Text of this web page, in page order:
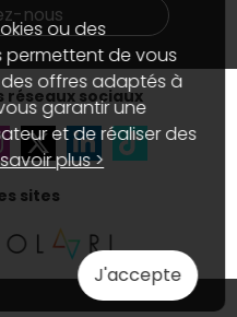
nous
réseaux sociaux
sites
ou des
permettent de vous
offres adaptés à
garantir une
et de réaliser des
plus >
J'accepte